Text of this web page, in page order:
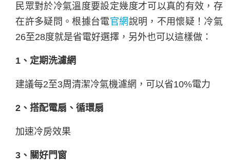
民眾對於冷氣溫度要設定幾度才可以真的有效，存
在許多疑問。根據台電官網說明，不用懷疑！冷氣
26至28度就是省電好選擇，另外也可以這樣做：
1、定期洗濾網
建議每2至3周清潔冷氣機濾網，可以省10%電力
2、搭配電扇、循環扇
加速冷房效果
3、關好門窗